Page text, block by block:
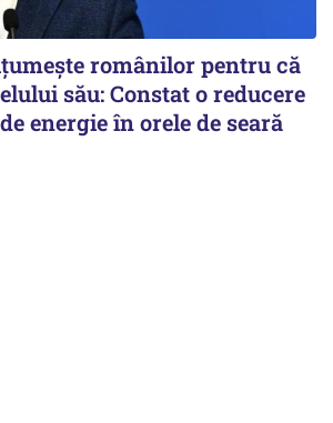
românilor pentru că
său: Constat o reducere
energie în orele de seară